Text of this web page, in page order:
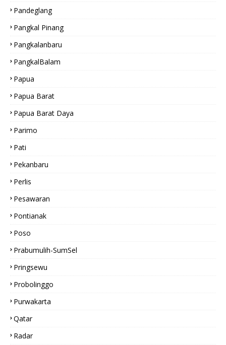
Pandeglang
Pangkal Pinang
Pangkalanbaru
PangkalBalam
Papua
Papua Barat
Papua Barat Daya
Parimo
Pati
Pekanbaru
Perlis
Pesawaran
Pontianak
Poso
Prabumulih-SumSel
Pringsewu
Probolinggo
Purwakarta
Qatar
Radar